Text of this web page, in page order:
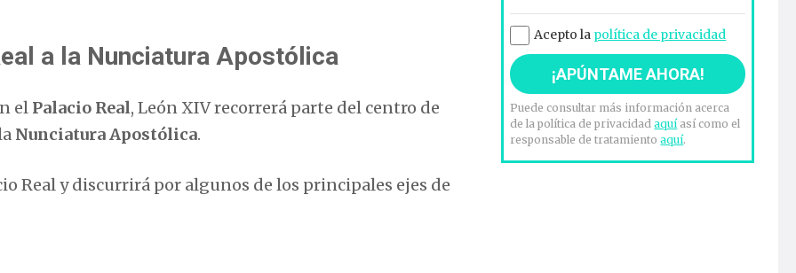
a la Nunciatura Apostólica
el Palacio Real, León XIV recorrerá parte del centro de
Nunciatura Apostólica.
Real y discurrirá por algunos de los principales ejes de
Acepto la política de privacidad
Puede consultar más información acerca
de la política de privacidadaquíasí como el
responsable de tratamientoaquí.